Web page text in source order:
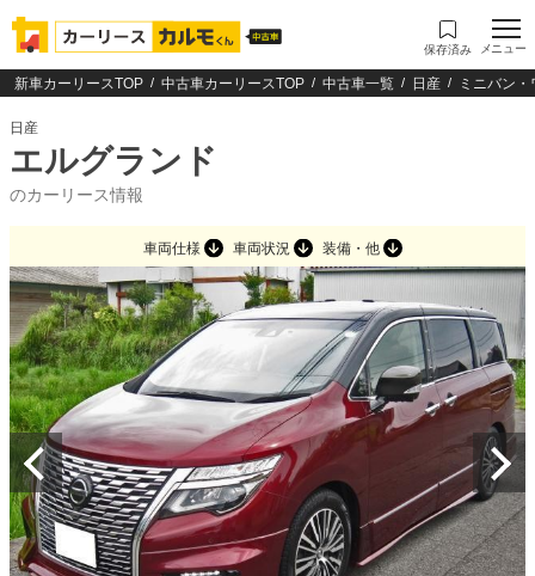
保存済み メニュー
新車カーリースTOP 中古車カーリースTOP 中古車一覧 日産 ミニバン・
日産
エルグランド
のカーリース情報
車両仕様 車両状況 装備・他